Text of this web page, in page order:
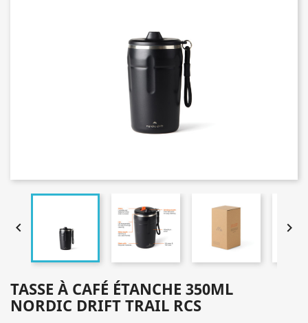
 
TASSE À CAFÉ ÉTANCHE 350ML
NORDIC DRIFT TRAIL RCS